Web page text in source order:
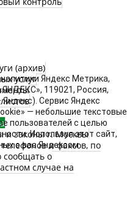
(архив)
услуг
и законы г. Москвы
и факсов, по
сообщать о
случае на
Яндекс Метрика,
119021, Россия,
Сервис Яндекс
— небольшие текстовые
пользователей с целью
Используя этот сайт,
о вас Яндексом